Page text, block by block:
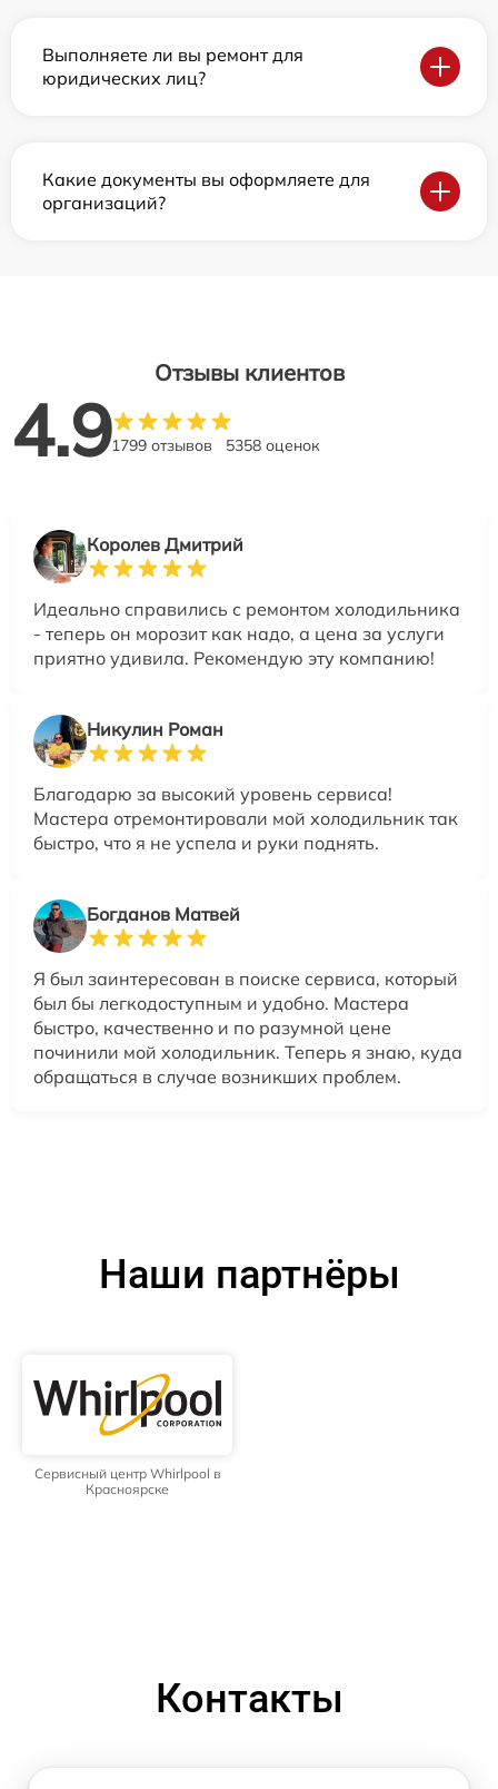
Выполняете ли вы ремонт для
юридических лиц?
Какие документы вы оформляете для
организаций?
Отзывы клиентов
4.91799 отзывов 5358 оценок
Королев Дмитрий
Идеально справились с ремонтом холодильника
- теперь он морозит как надо, а цена за услуги
приятно удивила. Рекомендую эту компанию!
Никулин Роман
Благодарю за высокий уровень сервиса!
Мастера отремонтировали мой холодильник так
быстро, что я не успела и руки поднять.
Богданов Матвей
Я был заинтересован в поиске сервиса, который
был бы легкодоступным и удобно. Мастера
быстро, качественно и по разумной цене
починили мой холодильник. Теперь я знаю, куда
обращаться в случае возникших проблем.
Наши партнёры
Сервисный центр Whirlpool в
Красноярске
Контакты